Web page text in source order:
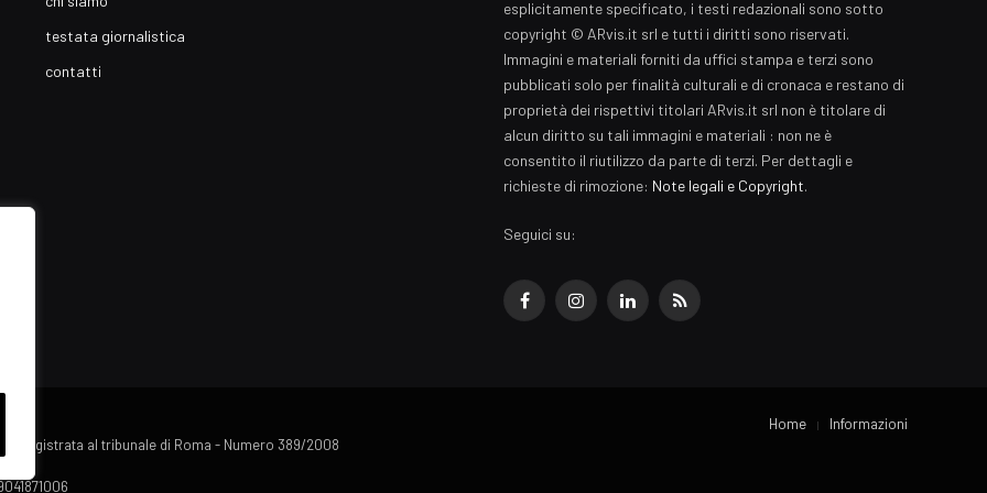
testata giornalistica
contatti
esplicitamente specificato, i testi redazionali sono sotto
copyright © ARvis.it srl e tutti i diritti sono riservati.
Immagini e materiali forniti da uffici stampa e terzi sono
pubblicati solo per finalità culturali e di cronaca e restano di
proprietà dei rispettivi titolari ARvis.it srl non è titolare di
alcun diritto su tali immagini e materiali : non ne è
consentito il riutilizzo da parte di terzi. Per dettagli e
richieste di rimozione: Note legali e Copyright.
Seguici su:
FacebookInstagramLinkedInRSS
registrata al tribunale di Roma - Numero 389/2008
Home Informazioni